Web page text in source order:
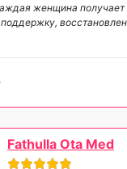
женщина получает
Fathulla Ota Med